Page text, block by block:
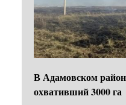
В Адамовском
охвативший 3000 га